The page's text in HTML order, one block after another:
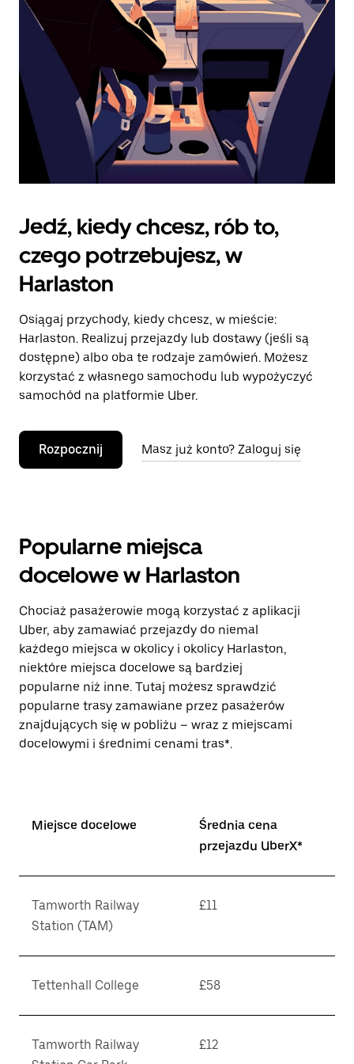
kalendarz.
Jedź, kiedy chcesz, rób to,
czego potrzebujesz, w
Harlaston
Osiągaj przychody, kiedy chcesz, w mieście:
Harlaston. Realizuj przejazdy lub dostawy (jeśli są
dostępne) albo oba te rodzaje zamówień. Możesz
korzystać z własnego samochodu lub wypożyczyć
samochód na platformie Uber.
Rozpocznij Masz już konto? Zaloguj się
Popularne miejsca
docelowe w Harlaston
Chociaż pasażerowie mogą korzystać z aplikacji
Uber, aby zamawiać przejazdy do niemal
każdego miejsca w okolicy i okolicy Harlaston,
niektóre miejsca docelowe są bardziej
popularne niż inne. Tutaj możesz sprawdzić
popularne trasy zamawiane przez pasażerów
znajdujących się w pobliżu – wraz z miejscami
docelowymi i średnimi cenami tras*.
Miejsce docelowe
Średnia cena
przejazdu UberX*
Tamworth Railway
Station (TAM)
£11
Tettenhall College £58
Tamworth Railway
£12